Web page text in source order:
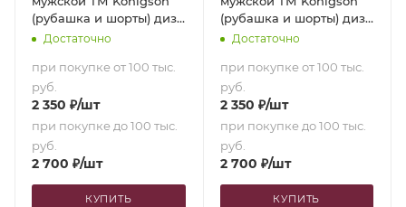
(рубашка и шорты) диз.
17-3612 Lila (48 [170-175
Достаточно
при покупке от 100 тыс.
руб.
2 350 ₽/шт
при покупке до 100 тыс.
руб.
2 700 ₽/шт
КУПИТЬ
(рубашка и шорты) диз.
17-3612 Lila (54 [180-185
Достаточно
при покупке от 100 тыс.
руб.
2 350 ₽/шт
при покупке до 100 тыс.
руб.
2 700 ₽/шт
КУПИТЬ